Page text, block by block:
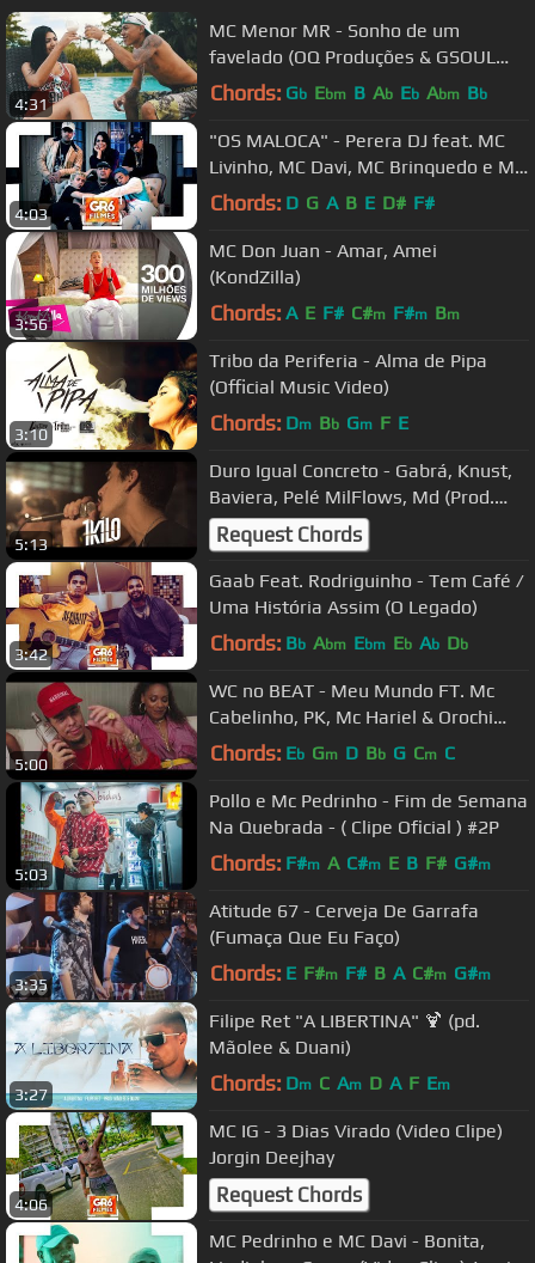
4:31
MC Menor MR - Sonho de um
favelado (OQ Produções & GSOUL
Produções) Videoclipe Oficial
Chords: Gb Ebm B Ab Eb Abm Bb
4:03
"OS MALOCA" - Perera DJ feat. MC
Livinho, MC Davi, MC Brinquedo e MC
Pedrinho (GR6 Filmes)
Chords: D G A B E D# F#
3:56
MC Don Juan - Amar, Amei
(KondZilla)
Chords: A E F# C#m F#m Bm
3:10
Tribo da Periferia - Alma de Pipa
(Official Music Video)
Chords: Dm Bb Gm F E
5:13
Duro Igual Concreto - Gabrá, Knust,
Baviera, Pelé MilFlows, Md (Prod.
RastaBeats)
Request Chords
3:42
Gaab Feat. Rodriguinho - Tem Café /
Uma História Assim (O Legado)
Chords: Bb Abm Ebm Eb Ab Db
5:00
WC no BEAT - Meu Mundo FT. Mc
Cabelinho, PK, Mc Hariel & Orochi
(Clipe Oficial)
Chords: Eb Gm D Bb G Cm C
5:03
Pollo e Mc Pedrinho - Fim de Semana
Na Quebrada - ( Clipe Oficial ) #2P
Chords: F#m A C#m E B F# G#m
3:35
Atitude 67 - Cerveja De Garrafa
(Fumaça Que Eu Faço)
Chords: E F#m F# B A C#m G#m
3:27
Filipe Ret "A LIBERTINA" 🍹 (pd.
Mãolee & Duani)
Chords: Dm C Am D A F Em
4:06
MC IG - 3 Dias Virado (Video Clipe)
Jorgin Deejhay
Request Chords
MC Pedrinho e MC Davi - Bonita,